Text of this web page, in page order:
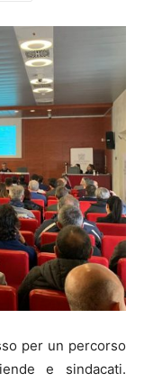
per un percorso
e sindacati.